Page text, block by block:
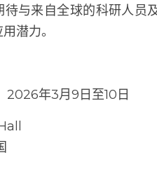
来自全球的科研人员及
。
2026年3月9日至10日